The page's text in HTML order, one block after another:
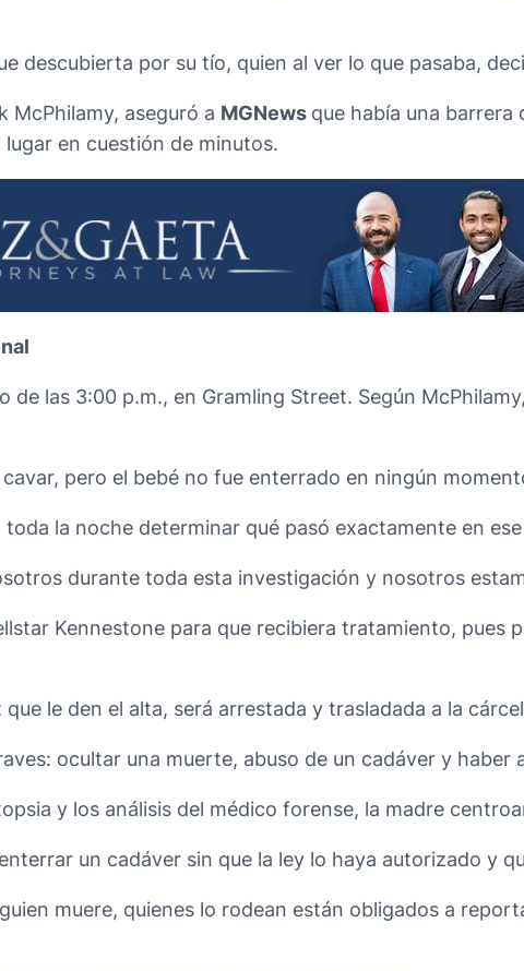
descubierta por su tío, quien al ver lo que pasaba,
McPhilamy, aseguró a MGNews que había una barrera
en cuestión de minutos.
de las 3:00 p.m., en Gramling Street. Según
pero el bebé no fue enterrado en ningún
la noche determinar qué pasó exactamente en
durante toda esta investigación y nosotros
Kennestone para que recibiera tratamiento,
le den el alta, será arrestada y trasladada a la
ocultar una muerte, abuso de un cadáver y haber
y los análisis del médico forense, la madre
un cadáver sin que la ley lo haya autorizado y
muere, quienes lo rodean están obligados a